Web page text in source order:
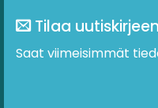
Tilaa
Saat viimeisimmät